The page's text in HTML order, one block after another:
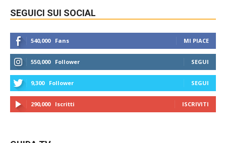
SEGUICI SUI SOCIAL
540,000 Fans MI PIACE
550,000 Follower SEGUI
9,300 Follower SEGUI
290,000 Iscritti ISCRIVITI